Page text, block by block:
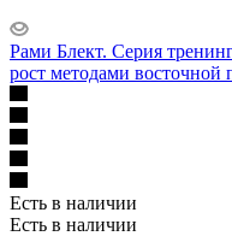
Рами Блект. Серия
рост методами восточной
Есть в наличии
Есть в наличии